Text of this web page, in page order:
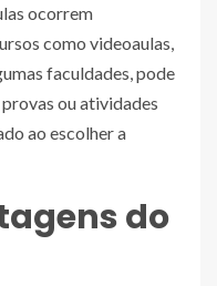
ocorrem
como videoaulas,
faculdades, pode
ou atividades
ao escolher a
do